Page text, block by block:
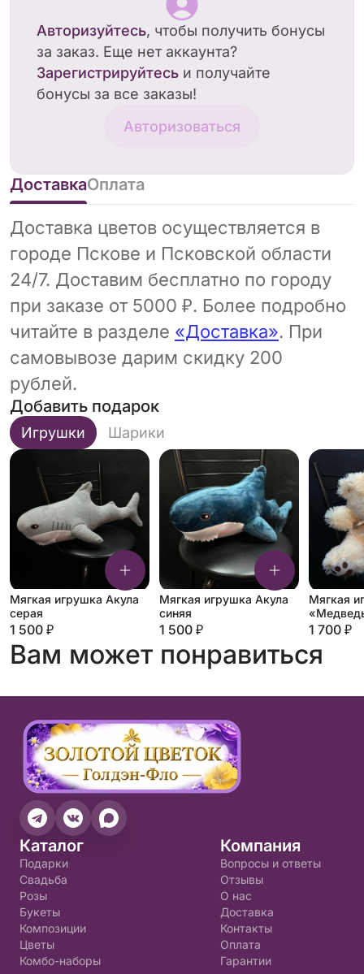
Авторизуйтесь, чтобы получить бонусы
за заказ. Еще нет аккаунта?
Зарегистрируйтесь и получайте
бонусы за все заказы!
Авторизоваться
ДоставкаОплата
Доставка цветов осуществляется в
городе Пскове и Псковской области
24/7. Доставим бесплатно по городу
при заказе от 5000 ₽. Более подробно
читайте в разделе «Доставка». При
самовывозе дарим скидку 200
рублей.
Добавить подарок
Игрушки Шарики
Мягкая игрушка Акула
серая
1 500 ₽
Мягкая игрушка Акула
синяя
1 500 ₽
Мягкая
1 700 ₽
Вам может понравиться
Каталог
Подарки
Свадьба
Розы
Букеты
Композиции
Цветы
Комбо-наборы
Компания
Вопросы и ответы
Отзывы
О нас
Доставка
Контакты
Оплата
Гарантии